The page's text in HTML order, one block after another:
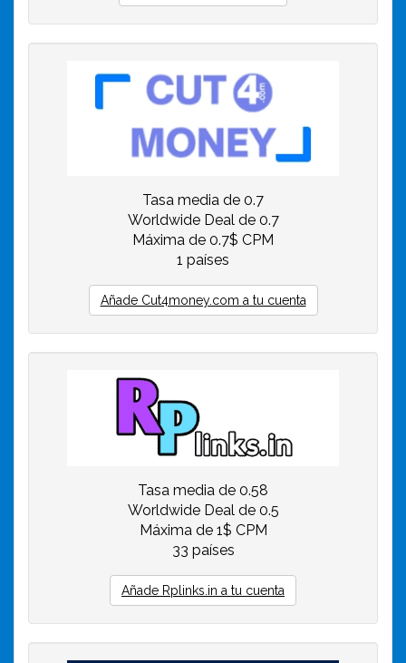
Tasa media de 0.7
Worldwide Deal de 0.7
Máxima de 0.7$ CPM
1 países
Añade Cut4money.com a tu cuenta
Tasa media de 0.58
Worldwide Deal de 0.5
Máxima de 1$ CPM
33 países
Añade Rplinks.in a tu cuenta